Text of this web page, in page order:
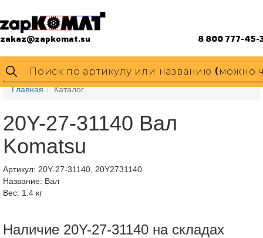
zakaz@zapkomat.su 8 800 777-45-
Главная Каталог
20Y-27-31140 Вал
Komatsu
Артикул: 20Y-27-31140, 20Y2731140
Название: Вал
Вес: 1.4 кг
Наличие 20Y-27-31140 на складах